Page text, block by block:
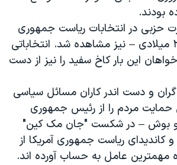
بودند.
حزبی در انتخابات ریاست جمهوری
گذشته – سال ۲۰۰۸ میلادی – نیز مشاهده شد. انتخاباتی
این بار کاخ سفید را نیز از دست
و دست اندر کاران مسائل سیاسی
حمایت مردم را از رئیس جمهوری
بوش – در شکست "جان مک کین"
و کاندیدای ریاست جمهوری آمریکا از
عامل به حساب آورده اند.